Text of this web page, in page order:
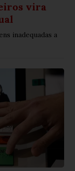
vira
inadequadas a